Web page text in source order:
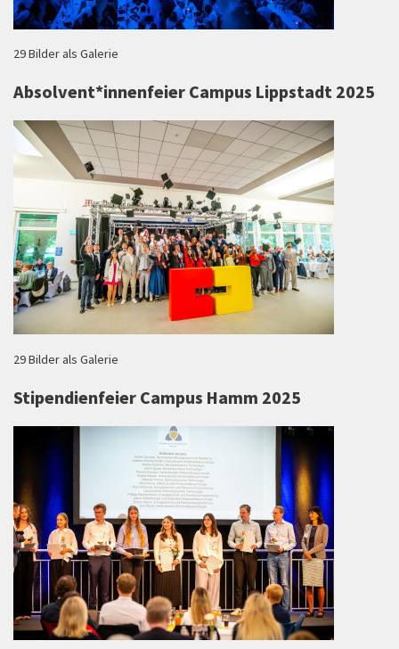
29 Bilder als Galerie
Absolvent*innenfeier Campus Lippstadt 2025
29 Bilder als Galerie
Stipendienfeier Campus Hamm 2025